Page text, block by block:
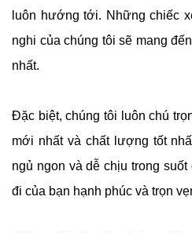
luôn hướng tới. Những chiếc
nghi của chúng tôi sẽ mang
nhất.
Đặc biệt, chúng tôi luôn chú
mới nhất và chất lượng tốt
ngủ ngon và dễ chịu trong
đi của bạn hạnh phúc và trọn